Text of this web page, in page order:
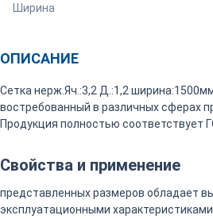
Ширина
ОПИСАНИЕ
Сетка нерж.Яч.:3,2 Д.:1,2
востребованный в различных сферах
Продукция полностью соответствует
Свойства и применение
представленных размеров обладает
эксплуатационными